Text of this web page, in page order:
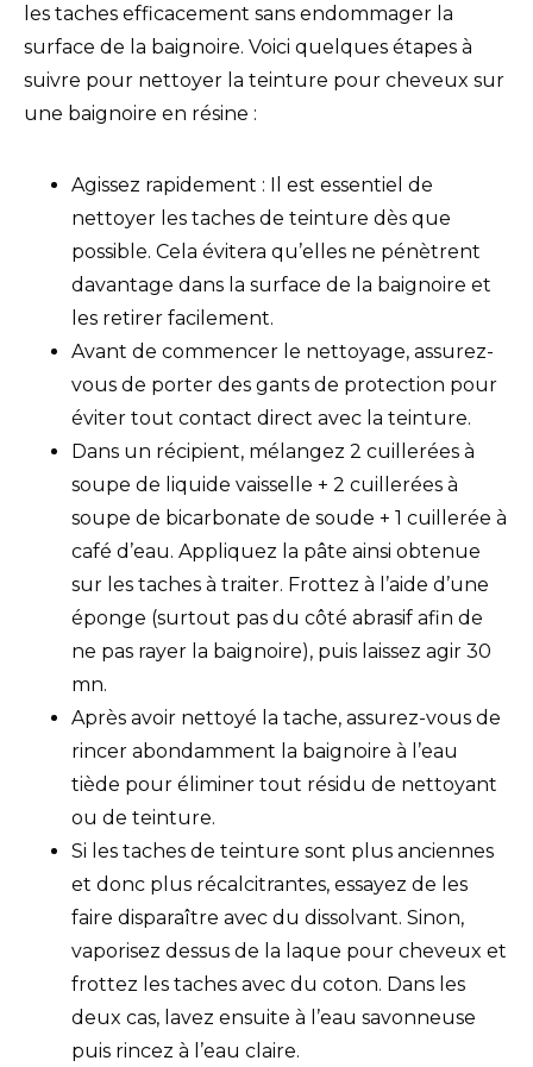
les taches efficacement sans endommager la
surface de la baignoire. Voici quelques étapes à
suivre pour nettoyer la teinture pour cheveux sur
une baignoire en résine :
Agissez rapidement : Il est essentiel de
nettoyer les taches de teinture dès que
possible. Cela évitera qu’elles ne pénètrent
davantage dans la surface de la baignoire et
les retirer facilement.
Avant de commencer le nettoyage, assurez-
vous de porter des gants de protection pour
éviter tout contact direct avec la teinture.
Dans un récipient, mélangez 2 cuillerées à
soupe de liquide vaisselle + 2 cuillerées à
soupe de bicarbonate de soude + 1 cuillerée à
café d’eau. Appliquez la pâte ainsi obtenue
sur les taches à traiter. Frottez à l’aide d’une
éponge (surtout pas du côté abrasif afin de
ne pas rayer la baignoire), puis laissez agir 30
mn.
Après avoir nettoyé la tache, assurez-vous de
rincer abondamment la baignoire à l’eau
tiède pour éliminer tout résidu de nettoyant
ou de teinture.
Si les taches de teinture sont plus anciennes
et donc plus récalcitrantes, essayez de les
faire disparaître avec du dissolvant. Sinon,
vaporisez dessus de la laque pour cheveux et
frottez les taches avec du coton. Dans les
deux cas, lavez ensuite à l’eau savonneuse
puis rincez à l’eau claire.